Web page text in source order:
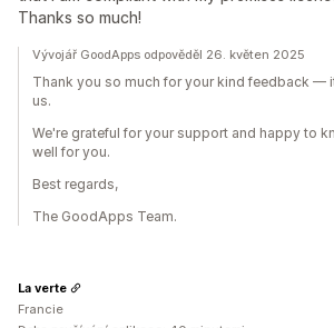
Thanks so much!
Vývojář GoodApps odpověděl 26. květen 2025
Thank you so much for your kind feedback —
us.
We're grateful for your support and happy to
well for you.
Best regards,
The GoodApps Team.
La verte
Francie